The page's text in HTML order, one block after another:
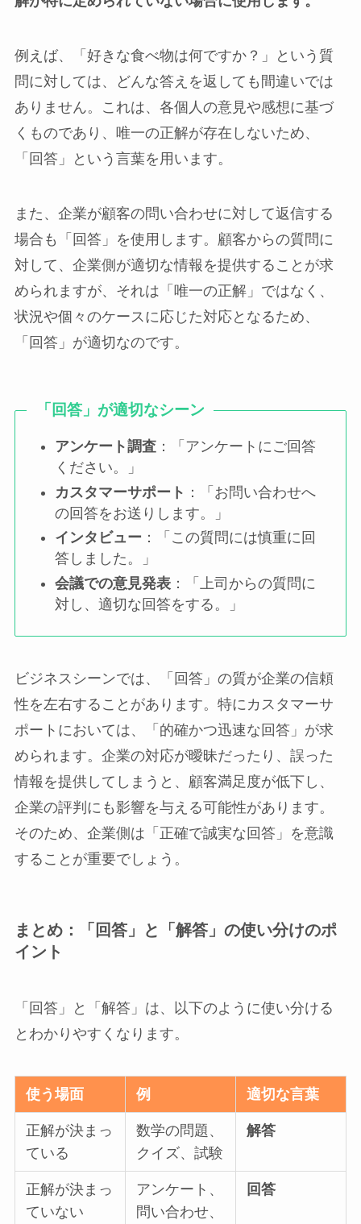
例えば、「好きな食べ物は何ですか？」という質
問に対しては、どんな答えを返しても間違いでは
ありません。これは、各個人の意見や感想に基づ
くものであり、唯一の正解が存在しないため、
「回答」という言葉を用います。
また、企業が顧客の問い合わせに対して返信する
場合も「回答」を使用します。顧客からの質問に
対して、企業側が適切な情報を提供することが求
められますが、それは「唯一の正解」ではなく、
状況や個々のケースに応じた対応となるため、
「回答」が適切なのです。
「回答」が適切なシーン
アンケート調査 ：「アンケートにご回答
ください。」
カスタマーサポート ：「お問い合わせへ
の回答をお送りします。」
インタビュー ：「この質問には慎重に回
答しました。」
会議での意見発表 ：「上司からの質問に
対し、適切な回答をする。」
ビジネスシーンでは、「回答」の質が企業の信頼
性を左右することがあります。特にカスタマーサ
ポートにおいては、「的確かつ迅速な回答」が求
められます。企業の対応が曖昧だったり、誤った
情報を提供してしまうと、顧客満足度が低下し、
企業の評判にも影響を与える可能性があります。
そのため、企業側は「正確で誠実な回答」を意識
することが重要でしょう。
まとめ：「回答」と「解答」の使い分けのポ
イント
「回答」と「解答」は、以下のように使い分ける
とわかりやすくなります。
使う場面 例 適切な言葉
正解が決まっ
ている
数学の問題、
クイズ、試験
解答
正解が決まっ
ていない
アンケート、
問い合わせ、
回答